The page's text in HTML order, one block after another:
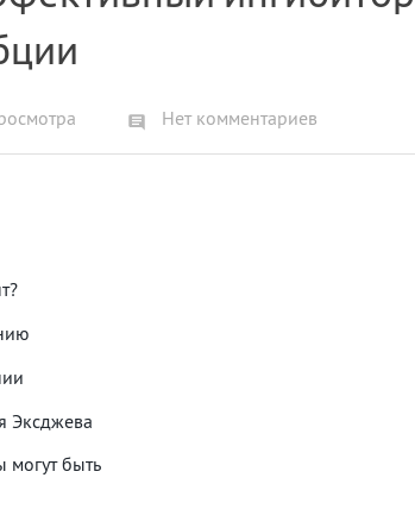
Нет комментариев
Эксджева
быть